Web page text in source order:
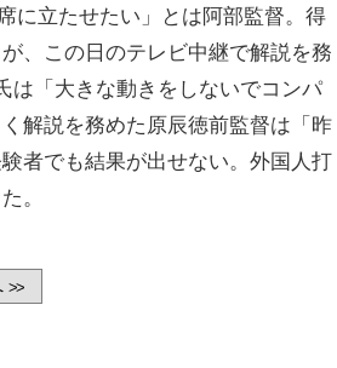
に立たせたい」とは阿部監督。得
、この日のテレビ中継で解説を務
は「大きな動きをしないでコンパ
解説を務めた原辰徳前監督は「昨
者でも結果が出せない。外国人打
。
>>